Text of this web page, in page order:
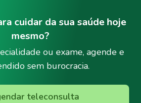
cuidar da sua saúde hoje
mesmo?
ou exame, agende e
sem burocracia.
teleconsulta